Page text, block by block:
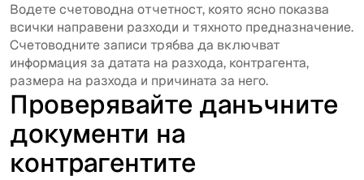
Водете счетоводна отчетност, която ясно показва
всички направени разходи и тяхното предназначение.
Счетоводните записи трябва да включват
информация за датата на разхода, контрагента,
размера на разхода и причината за него.
Проверявайте данъчните
документи на
контрагентите